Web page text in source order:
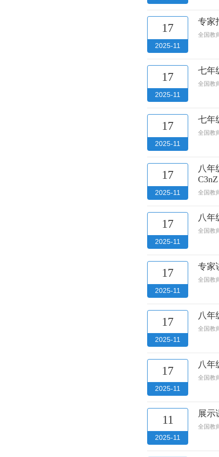
17
2025-11
专家
全国教
17
2025-11
七年
全国教
17
2025-11
七年
全国教
17
2025-11
八年
C3nZ
全国教
17
2025-11
八年
全国教
17
2025-11
专家
全国教
17
2025-11
八年
全国教
17
2025-11
八年
全国教
11
2025-11
展示
全国教